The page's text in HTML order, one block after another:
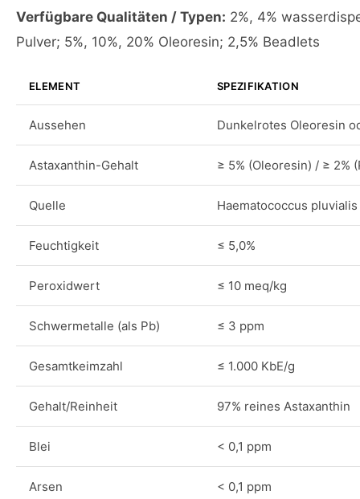
Verfügbare Qualitäten / Typen: 2%, 4%
Pulver; 5%, 10%, 20% Oleoresin; 2,5% Beadlets
ELEMENT SPEZIFIKATION
Aussehen Dunkelrotes Oleoresin
Astaxanthin-Gehalt ≥ 5% (Oleoresin) / ≥ 2%
Quelle Haematococcus pluvialis
Feuchtigkeit ≤ 5,0%
Peroxidwert ≤ 10 meq/kg
Schwermetalle (als Pb) ≤ 3 ppm
Gesamtkeimzahl ≤ 1.000 KbE/g
Gehalt/Reinheit 97% reines Astaxanthin
Blei < 0,1 ppm
Arsen < 0,1 ppm